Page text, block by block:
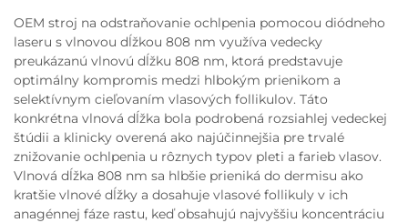
OEM stroj na odstraňovanie ochlpenia pomocou diódneho
laseru s vlnovou dĺžkou 808 nm využíva vedecky
preukázanú vlnovú dĺžku 808 nm, ktorá predstavuje
optimálny kompromis medzi hlbokým prienikom a
selektívnym cieľovaním vlasových follikulov. Táto
konkrétna vlnová dĺžka bola podrobená rozsiahlej vedeckej
štúdii a klinicky overená ako najúčinnejšia pre trvalé
znižovanie ochlpenia u rôznych typov pleti a farieb vlasov.
Vlnová dĺžka 808 nm sa hlbšie prieniká do dermisu ako
kratšie vlnové dĺžky a dosahuje vlasové follikuly v ich
anagénnej fáze rastu, keď obsahujú najvyššiu koncentráciu